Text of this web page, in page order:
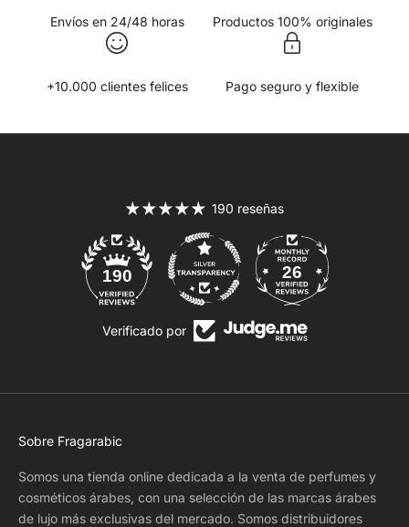
Envíos en 24/48 horas Productos 100% originales
+10.000 clientes felices Pago seguro y flexible
190 reseñas
190 26
Verificado por
Sobre Fragarabic
Somos una tienda online dedicada a la venta de perfumes y
cosméticos árabes, con una selección de las marcas árabes
de lujo más exclusivas del mercado. Somos distribuidores